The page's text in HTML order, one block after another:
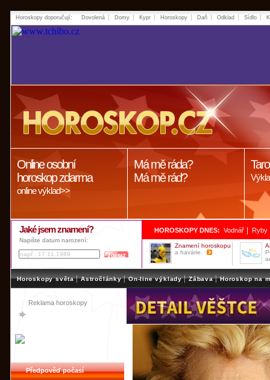
Horoskopy doporučují: Dovolená Domy Kypr Horoskopy Daň Odklad Sídlo
Online osobní
horoskop zdarma
online výklad>>
Má mě ráda?
Má mě rád?
Jaké jsem znamení?
Napište datum narození:
HOROSKOPY DNES: Vodnář Ryby
Znamení horoskopu
a havárie.
Horoskopy světa | Astročlánky | On-line výklady | Zábava | Horoskop na
Reklama horoskopy
Předpověď počasí